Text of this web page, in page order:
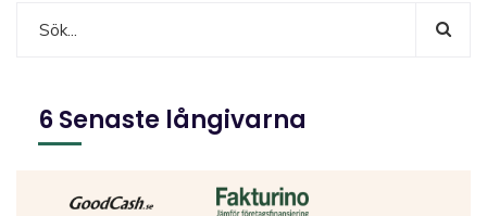
6 Senaste långivarna